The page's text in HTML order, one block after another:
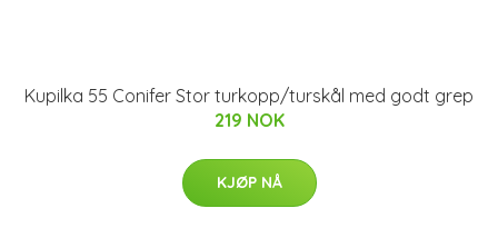
Kupilka 55 Conifer Stor turkopp/turskål med godt grep
219 NOK
KJØP NÅ